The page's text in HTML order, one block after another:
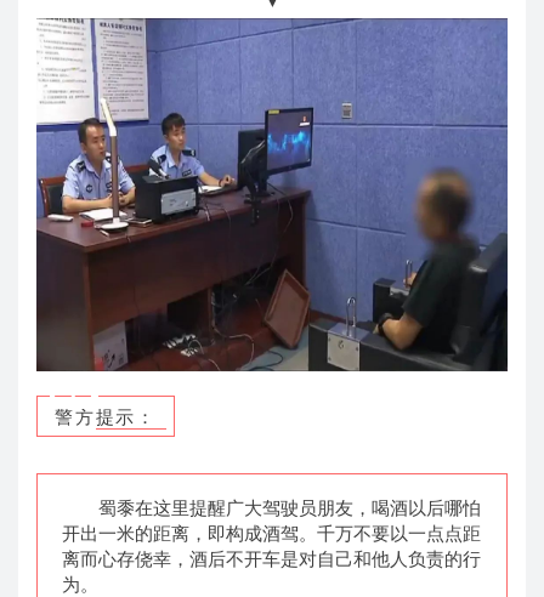
警方提示：
蜀黍在这里提醒广大驾驶员朋友，喝酒以后哪怕
开出一米的距离，即构成酒驾。千万不要以一点点距
离而心存侥幸，酒后不开车是对自己和他人负责的行
为。